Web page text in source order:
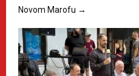
Novom Marofu →